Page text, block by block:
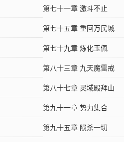
第七十一章 激斗不止
第七十五章 重回万民城
第七十九章 炼化玉佩
第八十三章 九天魔雷戒
第八十七章 灵域殿拜山
第九十一章 势力集合
第九十五章 陨杀一切